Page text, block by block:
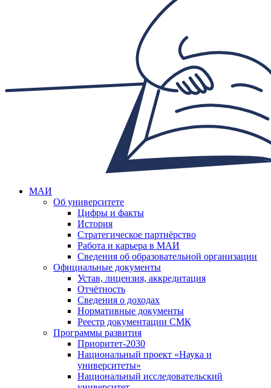
МАИ
Об университете
Цифры и факты
История
Стратегическое партнёрство
Работа и карьера в МАИ
Сведения об образовательной организации
Официальные документы
Устав, лицензия, аккредитация
Отчётность
Сведения о доходах
Нормативные документы
Реестр документации СМК
Программы развития
Приоритет-2030
Национальный проект «Наука и
университеты»
Национальный исследовательский